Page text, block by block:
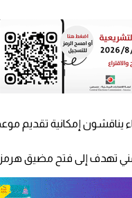
تقديم موعد توقيع
إلى فتح مضيق هرمز